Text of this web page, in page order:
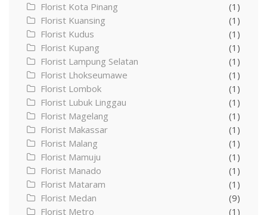
Florist Kota Pinang
(1)
Florist Kuansing
(1)
Florist Kudus
(1)
Florist Kupang
(1)
Florist Lampung Selatan
(1)
Florist Lhokseumawe
(1)
Florist Lombok
(1)
Florist Lubuk Linggau
(1)
Florist Magelang
(1)
Florist Makassar
(1)
Florist Malang
(1)
Florist Mamuju
(1)
Florist Manado
(1)
Florist Mataram
(1)
Florist Medan
(9)
Florist Metro
(1)